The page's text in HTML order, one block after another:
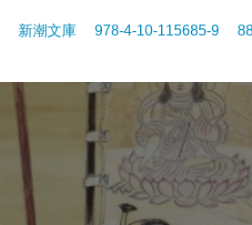
新潮文庫 978-4-10-115685-9